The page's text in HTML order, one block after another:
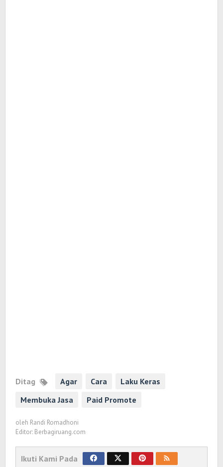
Ditag Agar Cara
Laku Keras
Membuka Jasa
Paid Promote
oleh Randi Romadhoni
Editor: Berbagiruang.com
Ikuti Kami Pada